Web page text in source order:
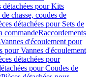
détachées pour Kits
chasse, coudes de
détachées pour Sets de
commandeRaccordements
Vannes d'écoulement pour
pour Vannes d'écoulement
détachées pour
pour Coudes de